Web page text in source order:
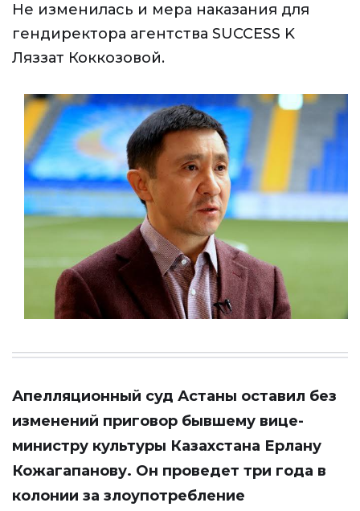
Не изменилась и мера наказания для
гендиректора агентства SUCCESS K
Ляззат Коккозовой.
Апелляционный суд Астаны оставил без
изменений приговор бывшему вице-
министру культуры Казахстана Ерлану
Кожагапанову. Он проведет три года в
колонии за злоупотребление